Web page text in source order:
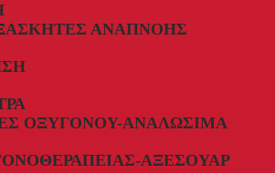
ΑΝΑΠΝΟΉΣ
ΟΞΥΓΌΝΟΥ-ΑΝΑΛΏΣΙΜΑ
ΑΞΕΣΟΥΆΡ